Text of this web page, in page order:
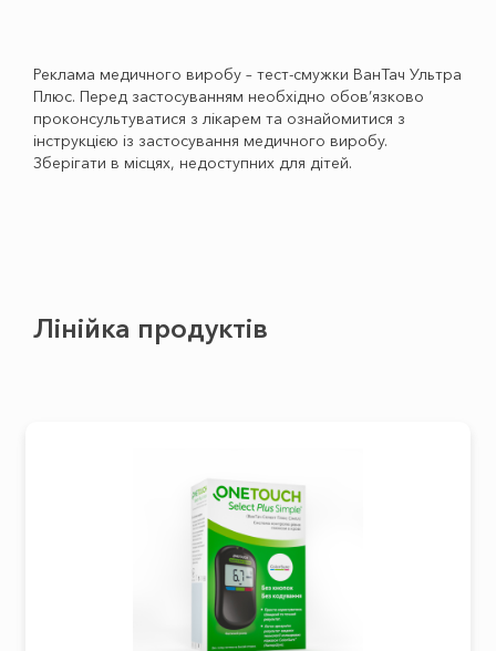
Реклама медичного виробу – тест-смужки ВанТач Ультра
Плюс. Перед застосуванням необхідно обов’язково
проконсультуватися з лікарем та ознайомитися з
інструкцією із застосування медичного виробу.
Зберігати в місцях, недоступних для дітей.
Лінійка продуктів